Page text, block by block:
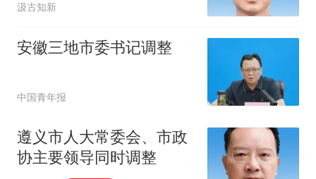
汲古知新
安徽三地市委书记调整
中国青年报
遵义市人大常委会、市政
协主要领导同时调整